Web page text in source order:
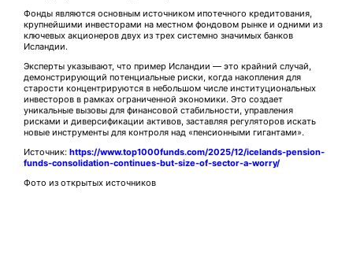
Фонды являются основным источником ипотечного кредитования,
крупнейшими инвесторами на местном фондовом рынке и одними из
ключевых акционеров двух из трех системно значимых банков
Исландии.
Эксперты указывают, что пример Исландии — это крайний случай,
демонстрирующий потенциальные риски, когда накопления для
старости концентрируются в небольшом числе институциональных
инвесторов в рамках ограниченной экономики. Это создает
уникальные вызовы для финансовой стабильности, управления
рисками и диверсификации активов, заставляя регуляторов искать
новые инструменты для контроля над «пенсионными гигантами».
Источник: https://www.top1000funds.com/2025/12/icelands-pension-
funds-consolidation-continues-but-size-of-sector-a-worry/
Фото из открытых источников